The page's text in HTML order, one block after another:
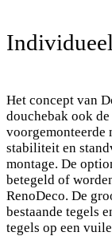
Het concept van
douchebak ook
voorgemonteerde
stabiliteit en
montage. De
betegeld of
RenoDeco. De
bestaande tegels
tegels op een